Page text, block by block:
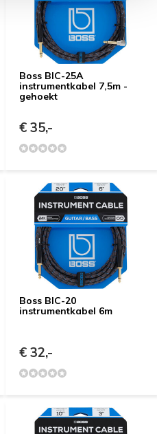
Boss BIC-25A
instrumentkabel 7,5m -
gehoekt
€ 35,-
Boss BIC-20
instrumentkabel 6m
€ 32,-